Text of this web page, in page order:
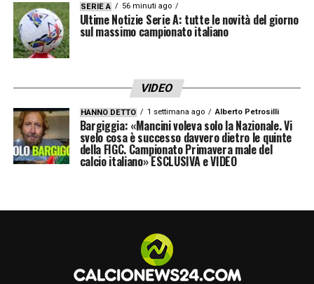
SERIE A 56 minuti ago
Ultime Notizie Serie A: tutte le novità del giorno
sul massimo campionato italiano
VIDEO
HANNO DETTO 1 settimana ago Alberto Petrosilli
Bargiggia: «Mancini voleva solo la Nazionale. Vi
svelo cosa è successo davvero dietro le quinte
della FIGC. Campionato Primavera male del
calcio italiano» ESCLUSIVA e VIDEO